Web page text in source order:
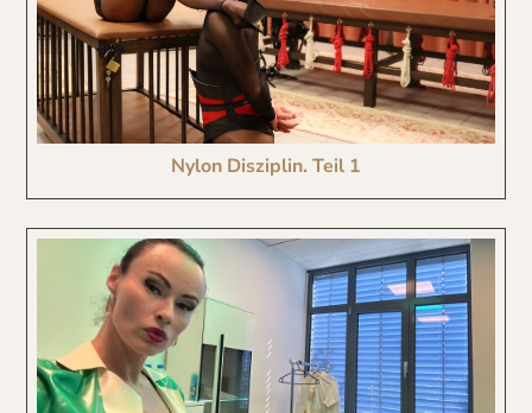
Nylon Disziplin. Teil 1